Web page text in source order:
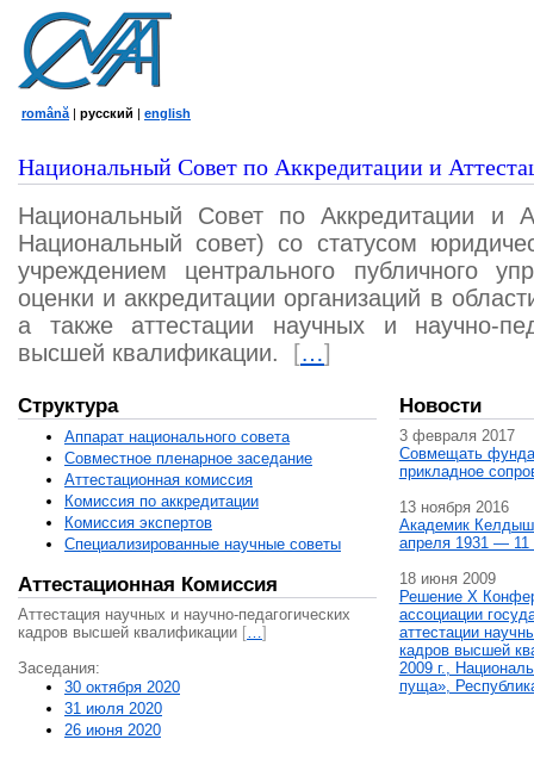
română | русский | english
Национальный Совет по Аккредитации и
Национальный Совет по Аккредитации и
Национальный совет) со статусом
учреждением центрального публичного
оценки и аккредитации организаций в
а также аттестации научных и научно-
высшей квалификации.
[…]
Структура
Аппарат национального совета
Совместное пленарное заседание
Аттестационная комисcия
Комиссия по аккредитации
Комиссия экспертов
Специализированные научные советы
Аттестационная Комиссия
Аттестация научных и научно-педагогических
кадров высшей квалификации […]
Заседания:
30 октября 2020
31 июля 2020
26 июня 2020
Новости
3 февраля 2017
Совмещать
прикладное
13 ноября 2016
Академик
апреля 1931 — 11
18 июня 2009
Решение X
ассоциации
аттестации
кадров высшей
2009 г.,
пуща»,